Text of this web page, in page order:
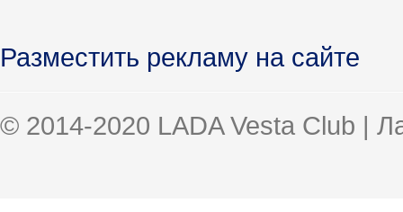
Разместить рекламу на сайте
© 2014-2020 LADA Vesta Club |